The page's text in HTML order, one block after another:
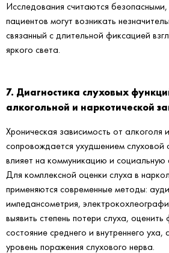
Исследования считаются
пациентов могут возникать
связанный с длительной фиксацией
яркого света.
7. Диагностика слуховых
алкогольной и наркотической
Хроническая зависимость от алкоголя
сопровождается ухудшением слуховой
влияет на коммуникацию и
Для комплексной оценки слуха в
применяются современные методы:
импедансометрия,
выявить степень потери слуха,
состояние среднего и внутреннего
уровень поражения слухового нерва.